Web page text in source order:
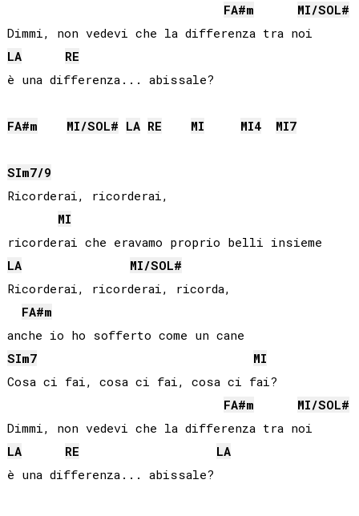
FA#m MI/SOL#
LA
RE
è una differenza... abissale?
FA#m MI/SOL# LA RE MI MI4 MI7
SIm7/9
Ricorderai, ricorderai,
MI
LA
MI/SOL#
Ricorderai, ricorderai, ricorda,
FA#m
SIm7
MI
Cosa ci fai, cosa ci fai, cosa ci fai?
FA#m MI/SOL#
LA
RE
LA